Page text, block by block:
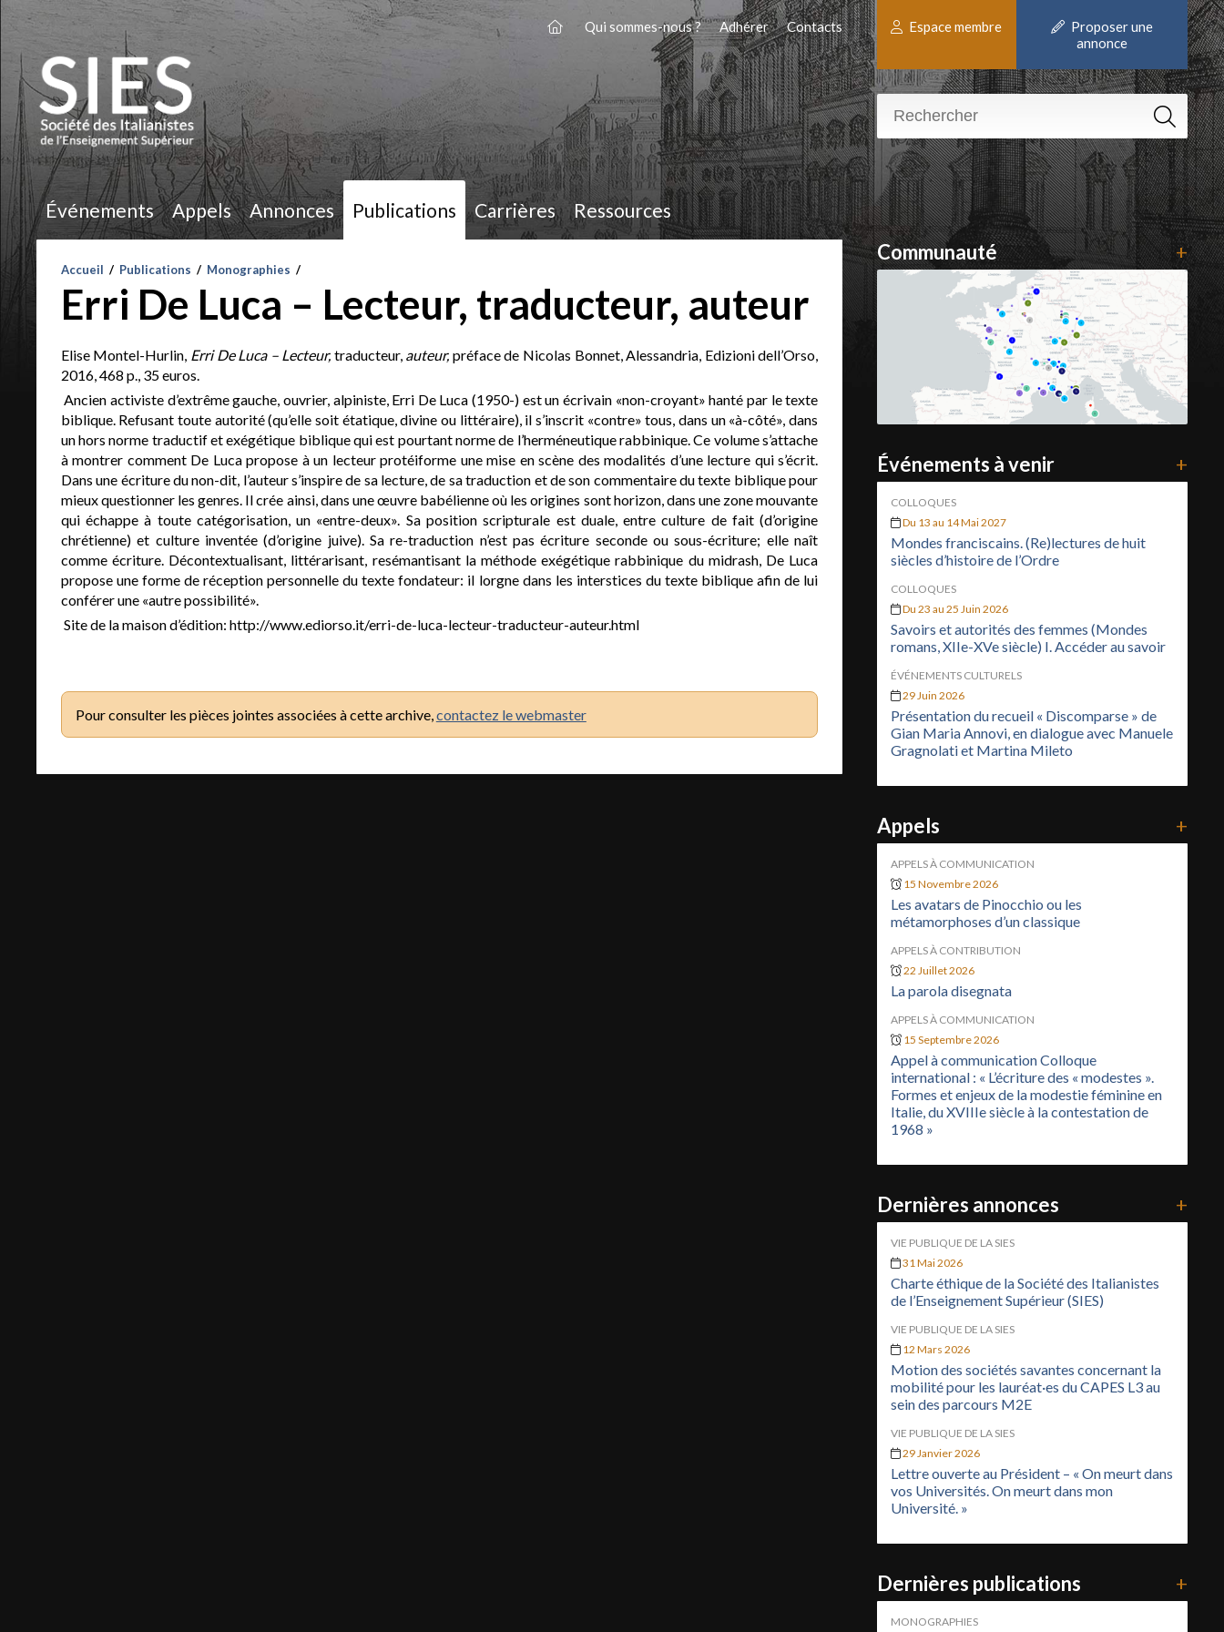
Qui sommes-nous ? Adhérer Contacts
Événements Appels Annonces Publications Carrières Ressources
Espace membre
Proposer une
annonce
Accueil / Publications / Monographies /
Erri De Luca – Lecteur, traducteur, auteur
Elise Montel-Hurlin, Erri De Luca – Lecteur, traducteur, auteur, préface de Nicolas Bonnet, Alessandria, Edizioni dell’Orso,
2016, 468 p., 35 euros.
Ancien activiste d’extrême gauche, ouvrier, alpiniste, Erri De Luca (1950-) est un écrivain «non-croyant» hanté par le texte
biblique. Refusant toute autorité (qu’elle soit étatique, divine ou littéraire), il s’inscrit «contre» tous, dans un «à-côté», dans
un hors norme traductif et exégétique biblique qui est pourtant norme de l’herméneutique rabbinique. Ce volume s’attache
à montrer comment De Luca propose à un lecteur protéiforme une mise en scène des modalités d’une lecture qui s’écrit.
Dans une écriture du non-dit, l’auteur s’inspire de sa lecture, de sa traduction et de son commentaire du texte biblique pour
mieux questionner les genres. Il crée ainsi, dans une œuvre babélienne où les origines sont horizon, dans une zone mouvante
qui échappe à toute catégorisation, un «entre-deux». Sa position scripturale est duale, entre culture de fait (d’origine
chrétienne) et culture inventée (d’origine juive). Sa re-traduction n’est pas écriture seconde ou sous-écriture; elle naît
comme écriture. Décontextualisant, littérarisant, resémantisant la méthode exégétique rabbinique du midrash, De Luca
propose une forme de réception personnelle du texte fondateur: il lorgne dans les interstices du texte biblique afin de lui
conférer une «autre possibilité».
Site de la maison d’édition: http://www.ediorso.it/erri-de-luca-lecteur-traducteur-auteur.html
Pour consulter les pièces jointes associées à cette archive, contactez le webmaster
Communauté +
Événements à venir +
COLLOQUES
Du 13 au 14 Mai 2027
Mondes franciscains. (Re)lectures de huit
siècles d’histoire de l’Ordre
COLLOQUES
Du 23 au 25 Juin 2026
Savoirs et autorités des femmes (Mondes
romans, XIIe-XVe siècle) I. Accéder au savoir
ÉVÉNEMENTS CULTURELS
29 Juin 2026
Présentation du recueil « Discomparse » de
Gian Maria Annovi, en dialogue avec Manuele
Gragnolati et Martina Mileto
Appels +
APPELS À COMMUNICATION
15 Novembre 2026
Les avatars de Pinocchio ou les
métamorphoses d’un classique
APPELS À CONTRIBUTION
22 Juillet 2026
La parola disegnata
APPELS À COMMUNICATION
15 Septembre 2026
Appel à communication Colloque
international : « L’écriture des « modestes ».
Formes et enjeux de la modestie féminine en
Italie, du XVIIIe siècle à la contestation de
1968 »
Dernières annonces +
VIE PUBLIQUE DE LA SIES
31 Mai 2026
Charte éthique de la Société des Italianistes
de l’Enseignement Supérieur (SIES)
VIE PUBLIQUE DE LA SIES
12 Mars 2026
Motion des sociétés savantes concernant la
mobilité pour les lauréat·es du CAPES L3 au
sein des parcours M2E
VIE PUBLIQUE DE LA SIES
29 Janvier 2026
Lettre ouverte au Président – « On meurt dans
vos Universités. On meurt dans mon
Université. »
Dernières publications +
MONOGRAPHIES